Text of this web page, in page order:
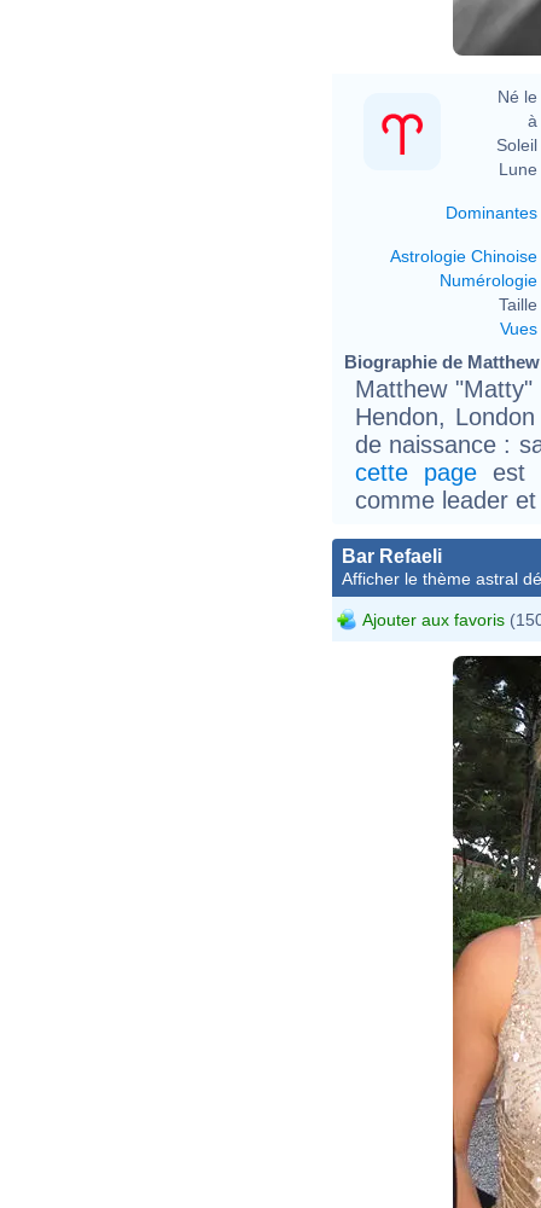
Né le
à
Soleil
Lune
Dominantes
Astrologie Chinoise
Numérologie
Taille
Vues
Biographie de
Matthew
Hendon,
de naissance :
cette page est
comme leader
Bar Refaeli
Afficher le thème astral
Ajouter aux favoris